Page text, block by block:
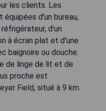
les clients. Les
d'un bureau,
d'un
à écran plat et d'une
baignoire ou douche.
de linge de lit et de
proche est
Field, situé à 9 km.